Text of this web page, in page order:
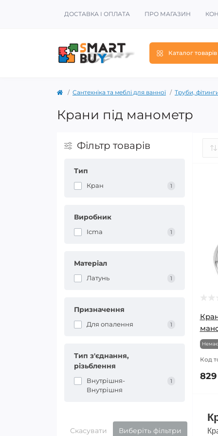
ДОСТАВКА І ОПЛАТА ПРО МАГАЗИН
Каталог товарів
Сантехніка та меблі для ванної Труби,
Крани під манометр
Фільтр товарів
Тип
Кран 1
Виробник
Icma 1
Матеріал
Латунь 1
Призначення
Для опалення 1
Тип з'єднання,
різьблення
Внутрішня-
Внутрішня
1
Скасувати Виберіть фільтри
Код
829